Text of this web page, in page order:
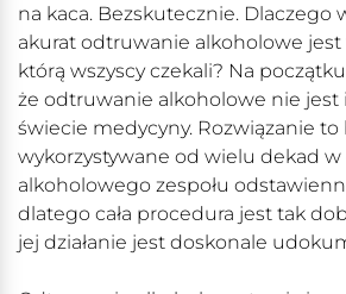
na kaca. Bezskutecznie. Dlaczego
akurat odtruwanie alkoholowe jest
którą wszyscy czekali? Na
że odtruwanie alkoholowe nie jest
świecie medycyny. Rozwiązanie to
wykorzystywane od wielu dekad
alkoholowego zespołu
dlatego cała procedura jest tak
jej działanie jest doskonale